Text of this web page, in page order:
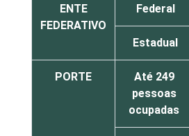
ENTE
FEDERATIVO
Federal
Estadual
PORTE
Até 249
pessoas
ocupadas